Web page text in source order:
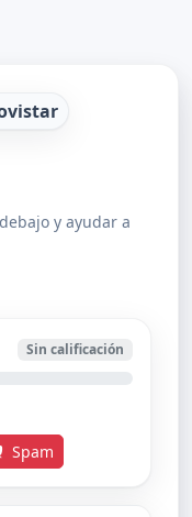
y ayudar a
Sin calificación
Spam